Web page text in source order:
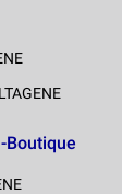
Boutique